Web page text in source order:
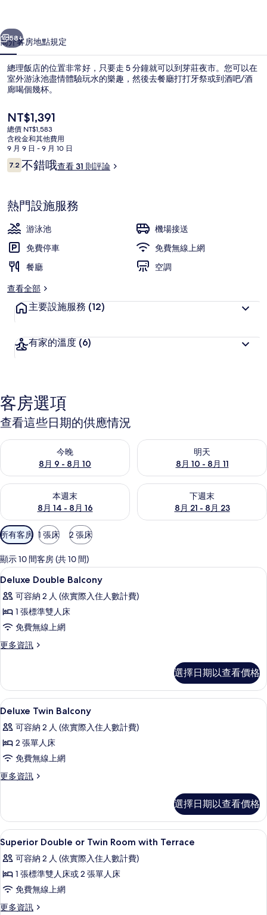
集
個 下一個
58+
簡介客房地點規定
總理飯店的位置非常好，只要走 5 分鐘就可以到芽莊夜市。您可以在
室外游泳池盡情體驗玩水的樂趣，然後去餐廳打打牙祭或到酒吧/酒
廊喝個幾杯。
目
前
的
價
格
是
NT$1,391
總價 NT$1,583
含稅金和其他費用
9 月 9 日 - 9 月 10 日
評
論
7.27.2 分，滿分 10 分，
不錯哦查看 31 則評論
熱門設施服務
游泳池
機場接送
免費停車
免費無線上網
餐廳
空調
查看全部
主要設施服務 (12)
有家的溫度 (6)
客房選項
查看這些日期的供應情況
今晚
8月 9 - 8月 10
查看今晚 (8月 9 - 8月 10) 的供應情況
明天
8月 10 - 8月 11
查看明天 (8月 10 - 8月 11) 的
本週末
8月 14 - 8月 16
查看本週末 (8月 14 - 8月 16) 的供應情況
下週末
8月 21 - 8月 23
查看下週末 (8月 21 - 8月 23)
可
用
的
客
房
篩
選
條
所有客房 1 張床 2 張床
顯示 10 間客房 (共 10 間)
顯
示
Deluxe
Double
Balcony
的
相
片
1 間臥室、埃及棉床單、高級寢具、羽
7
Deluxe Double Balcony
可容納 2 人 (依實際入住人數計費)
1 張標準雙人床
免費無線上網
更多資訊
更
Balcony
的
詳
選擇日期以查看價格
顯
示
Deluxe
Twin
Balcony
的
相
片
1 間臥室、埃及棉床單、高級寢具、羽
5
Deluxe Twin Balcony
可容納 2 人 (依實際入住人數計費)
2 張單人床
免費無線上網
更多資訊
更
Balcony
的
詳
選擇日期以查看價格
顯
示
Superior
Double
or
Twin
1 間臥室、埃及棉床單、高級寢具、羽
17
Superior Double or Twin Room with Terrace
可容納 2 人 (依實際入住人數計費)
1 張標準雙人床或 2 張單人床
免費無線上網
更多資訊
更